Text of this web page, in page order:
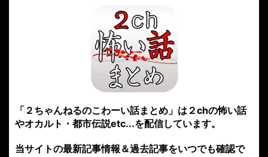
「２ちゃんねるのこわーい話まとめ」は２chの怖い話
やオカルト・都市伝説etc...を配信しています。
当サイトの最新記事情報＆過去記事をいつでも確認で